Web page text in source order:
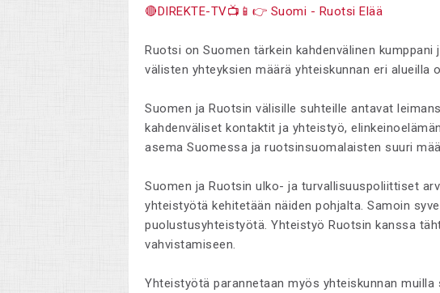
🔴DIREKTE-TV📺📱👉 Suomi - Ruotsi Elää
Ruotsi on Suomen tärkein kahdenvälinen
välisten yhteyksien määrä yhteiskunnan eri alueilla
Suomen ja Ruotsin välisille suhteille antavat
kahdenväliset kontaktit ja yhteistyö,
asema Suomessa ja ruotsinsuomalaisten suuri
Suomen ja Ruotsin ulko- ja turvallisuuspoliittiset
yhteistyötä kehitetään näiden pohjalta. Samoin
puolustusyhteistyötä. Yhteistyö Ruotsin kanssa
vahvistamiseen.
Yhteistyötä parannetaan myös yhteiskunnan